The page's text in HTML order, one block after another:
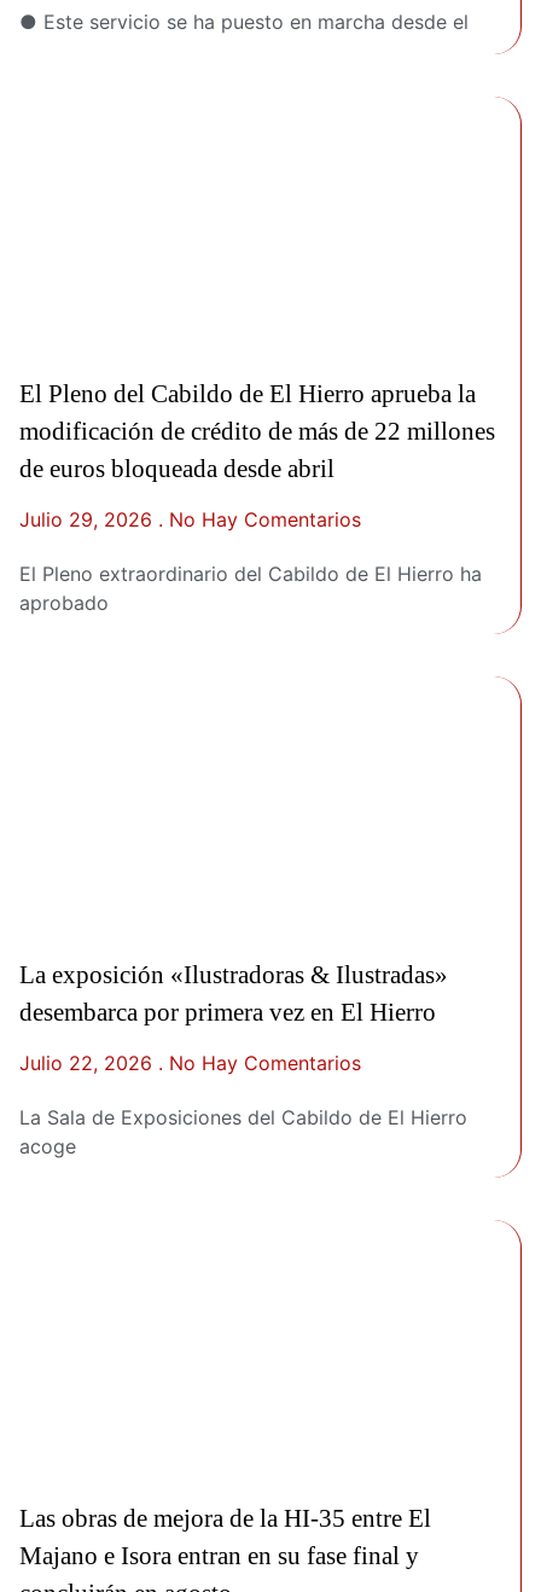
● Este servicio se ha puesto en marcha desde el
El Pleno del Cabildo de El Hierro aprueba la
modificación de crédito de más de 22 millones
de euros bloqueada desde abril
Julio 29, 2026 No Hay Comentarios
El Pleno extraordinario del Cabildo de El Hierro ha
aprobado
La exposición «Ilustradoras & Ilustradas»
desembarca por primera vez en El Hierro
Julio 22, 2026 No Hay Comentarios
La Sala de Exposiciones del Cabildo de El Hierro
acoge
Las obras de mejora de la HI-35 entre El
Majano e Isora entran en su fase final y